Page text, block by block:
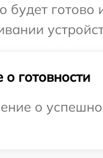
будет
готовности
о